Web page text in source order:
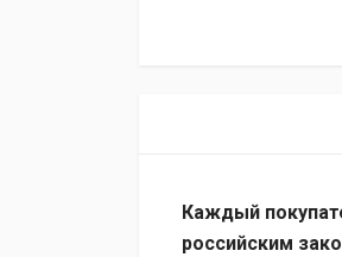
Каждый
российским